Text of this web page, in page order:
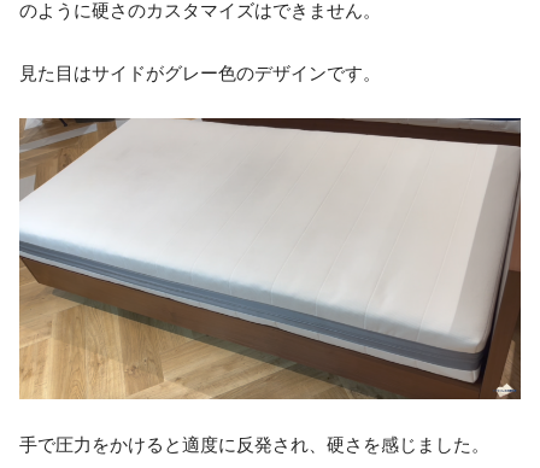
のように硬さのカスタマイズはできません。
見た目はサイドがグレー色のデザインです。
手で圧力をかけると適度に反発され、硬さを感じました。